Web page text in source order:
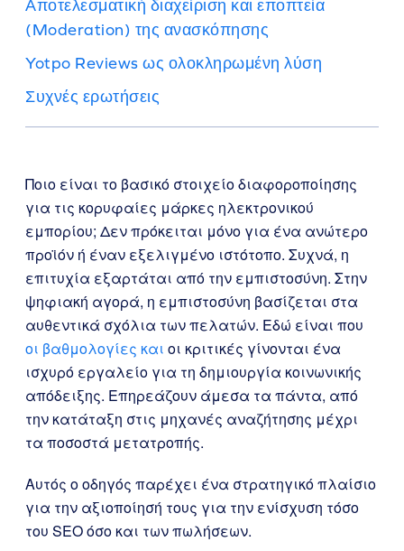
Αποτελεσματική διαχείριση και εποπτεία
(Moderation) της ανασκόπησης
Yotpo Reviews ως ολοκληρωμένη λύση
Συχνές ερωτήσεις
Ποιο είναι το βασικό στοιχείο διαφοροποίησης
για τις κορυφαίες μάρκες ηλεκτρονικού
εμπορίου; Δεν πρόκειται μόνο για ένα ανώτερο
προϊόν ή έναν εξελιγμένο ιστότοπο. Συχνά, η
επιτυχία εξαρτάται από την εμπιστοσύνη. Στην
ψηφιακή αγορά, η εμπιστοσύνη βασίζεται στα
αυθεντικά σχόλια των πελατών. Εδώ είναι που
οι βαθμολογίες και οι κριτικές γίνονται ένα
ισχυρό εργαλείο για τη δημιουργία κοινωνικής
απόδειξης. Επηρεάζουν άμεσα τα πάντα, από
την κατάταξη στις μηχανές αναζήτησης μέχρι
τα ποσοστά μετατροπής.
Αυτός ο οδηγός παρέχει ένα στρατηγικό πλαίσιο
για την αξιοποίησή τους για την ενίσχυση τόσο
του SEO όσο και των πωλήσεων.